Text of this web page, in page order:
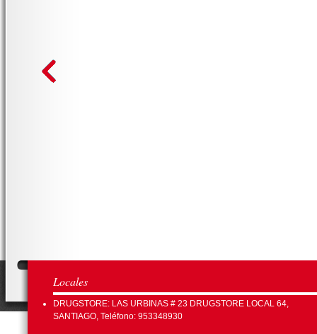
Locales
DRUGSTORE: LAS URBINAS # 23 DRUGSTORE LOCAL 64,
SANTIAGO, Teléfono: 953348930